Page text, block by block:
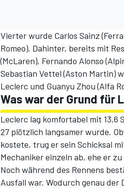
SPORTWAGEN
Vierter wurde Carlos Sainz
Romeo). Dahinter, bereits mit
(McLaren), Fernando Alonso
Sebastian Vettel (Aston Martin)
Leclerc und Guanyu Zhou (Alfa
Was war der Grund für
Leclerc lag komfortabel mit 13,6
27 plötzlich langsamer wurde.
kostete, trug er sein Schicksal
Mechaniker einzeln ab, ehe er
Noch während des Rennens
Ausfall war. Wodurch genau der